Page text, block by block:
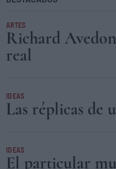
ARTES
Richard
real
IDEAS
Las réplicas de
IDEAS
El particular